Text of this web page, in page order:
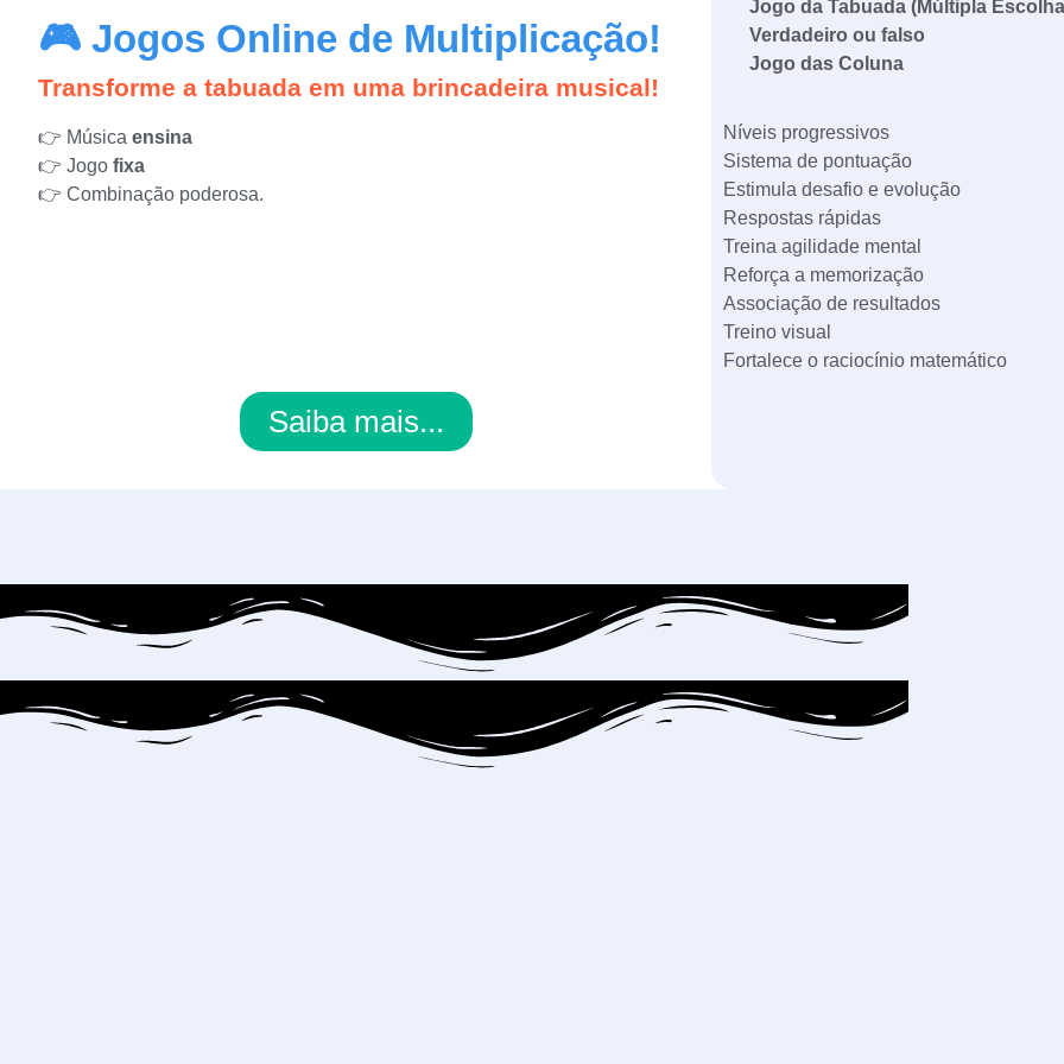
🎮 Jogos Online de Multiplicação!
Transforme a tabuada em uma brincadeira musical!
👉 Música ensina
👉 Jogo fixa
👉 Combinação poderosa.
Saiba mais...
Jogo da Tabuada (Múltipla
Verdadeiro ou falso
Jogo das Coluna
Níveis progressivos
Sistema de pontuação
Estimula desafio e evolução
Respostas rápidas
Treina agilidade mental
Reforça a memorização
Associação de resultados
Treino visual
Fortalece o raciocínio matemático